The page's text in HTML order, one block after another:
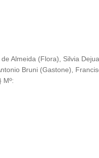
Almeida (Flora), Silvia
Bruni (Gastone),
Mº: